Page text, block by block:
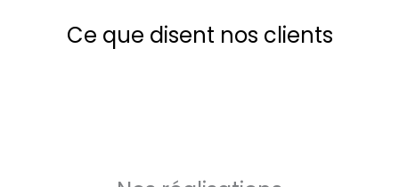
Ce que disent nos clients